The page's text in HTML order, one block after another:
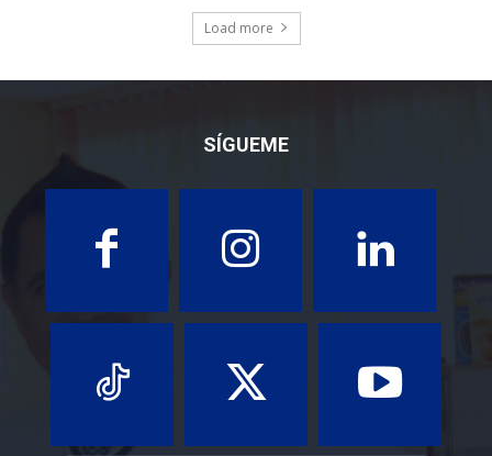
Load more
SÍGUEME